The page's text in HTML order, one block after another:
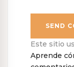
Este sitio
Aprende